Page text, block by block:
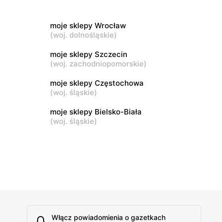
moje sklepy
Tczew, ul. Franciszka Żwirki 61
moje sklepy
moje sklepy Wrocław
(woj. dolnośląskie)
moje sklepy Szczecin
(woj. zachodniopomorskie)
moje sklepy Częstochowa
(woj. śląskie)
moje sklepy Bielsko-Biała
(woj. śląskie)
Włącz powiadomienia o gazetkach